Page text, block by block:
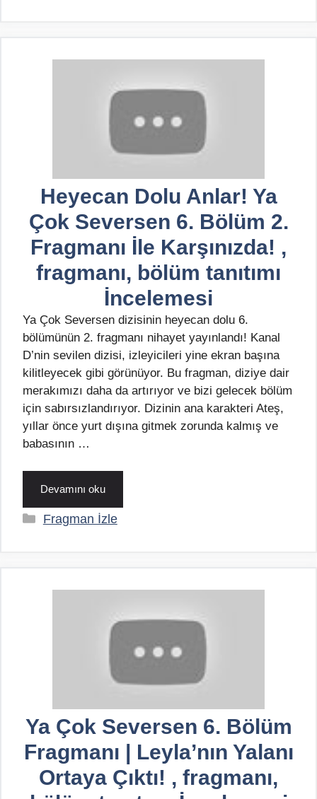
Heyecan Dolu Anlar! Ya
Çok Seversen 6. Bölüm 2.
Fragmanı İle Karşınızda! ,
fragmanı, bölüm tanıtımı
İncelemesi
Ya Çok Seversen dizisinin heyecan dolu 6.
bölümünün 2. fragmanı nihayet yayınlandı! Kanal
D’nin sevilen dizisi, izleyicileri yine ekran başına
kilitleyecek gibi görünüyor. Bu fragman, diziye dair
merakımızı daha da artırıyor ve bizi gelecek bölüm
için sabırsızlandırıyor. Dizinin ana karakteri Ateş,
yıllar önce yurt dışına gitmek zorunda kalmış ve
babasının …
Devamını oku
Kategoriler
Fragman İzle
Ya Çok Seversen 6. Bölüm
Fragmanı | Leyla’nın Yalanı
Ortaya Çıktı! , fragmanı,